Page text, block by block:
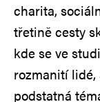
charita,
třetině cesty
kde se ve
rozmanití
podstatná